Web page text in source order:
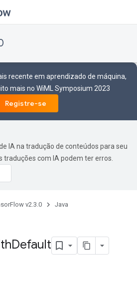
recente em aprendizado de máquina,
mais no WiML Symposium 2023
Registre-se
IA na tradução de conteúdos para seu
traduções com IA podem ter erros.
v2.3.0 Java
Default